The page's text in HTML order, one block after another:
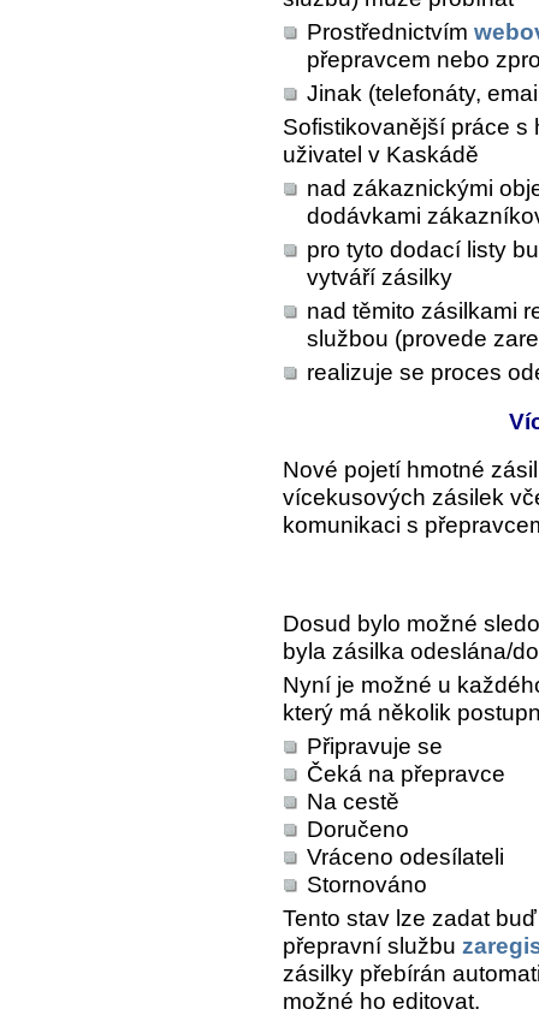
Prostřednictvím
přepravcem nebo
Jinak (telefonáty,
Sofistikovanější práce s
uživatel v Kaskádě
nad zákaznickými
dodávkami
pro tyto dodací listy
vytváří zásilky
nad těmito zásilkami
službou (provede
realizuje se proces
Nové pojetí hmotné
vícekusových zásilek
komunikaci s
Dosud bylo možné
byla zásilka odeslána/
Nyní je možné u
který má několik
Připravuje se
Čeká na přepravce
Na cestě
Doručeno
Vráceno odesílateli
Stornováno
Tento stav lze zadat
přepravní službu
zásilky přebírán
možné ho editovat.